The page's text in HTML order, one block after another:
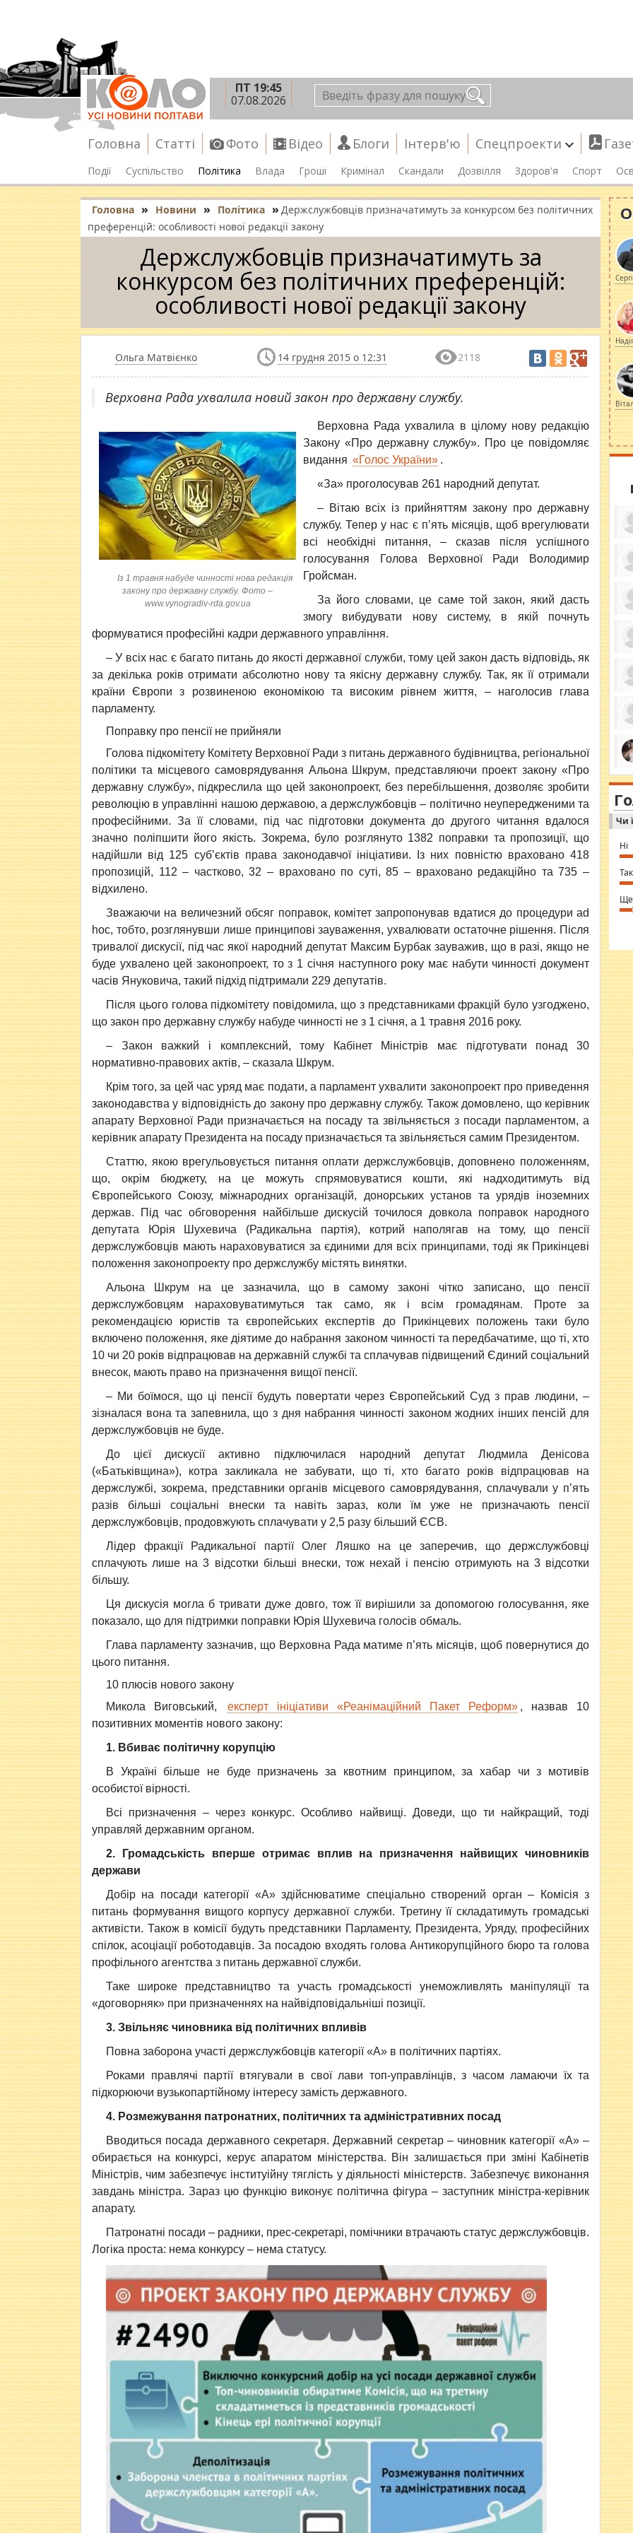
ПТ 19:45
07.08.2026
Головна Статті Фото Відео Блоги Інтерв'ю Спецпроекти
Події Суспільство Політика Влада Гроші Кримінал Скандали Дозвілля Здоров'я Спорт
Головна » Новини » Політика » Держслужбовців призначатимуть за конкурсом без політичних
преференцій: особливості нової редакції закону
Держслужбовців призначатимуть за
конкурсом без політичних преференцій:
особливості нової редакції закону
Ольга Матвієнко 14 грудня 2015 о 12:31 2118
Верховна Рада ухвалила новий закон про державну службу.
Із 1 травня набуде чинності нова редакція
закону про державну службу. Фото –
www.vynogradiv-rda.gov.ua
Верховна Рада ухвалила в цілому нову редакцію
Закону «Про державну службу». Про це повідомляє
видання «Голос України» .
«За» проголосував 261 народний депутат.
– Вітаю всіх із прийняттям закону про державну
службу. Тепер у нас є п’ять місяців, щоб врегулювати
всі необхідні питання, – сказав після успішного
голосування Голова Верховної Ради Володимир
Гройсман.
За його словами, це саме той закон, який дасть
змогу вибудувати нову систему, в якій почнуть
формуватися професійні кадри державного управління.
– У всіх нас є багато питань до якості державної служби, тому цей закон дасть відповідь, як
за декілька років отримати абсолютно нову та якісну державну службу. Так, як її отримали
країни Європи з розвиненою економікою та високим рівнем життя, – наголосив глава
парламенту.
Поправку про пенсії не прийняли
Голова підкомітету Комітету Верховної Ради з питань державного будівництва, регіональної
політики та місцевого самоврядування Альона Шкрум, представляючи проект закону «Про
державну службу», підкреслила що цей законопроект, без перебільшення, дозволяє зробити
революцію в управлінні нашою державою, а держслужбовців – політично неупередженими та
професійними. За її словами, під час підготовки документа до другого читання вдалося
значно поліпшити його якість. Зокрема, було розглянуто 1382 поправки та пропозиції, що
надійшли від 125 суб’єктів права законодавчої ініціативи. Із них повністю враховано 418
пропозицій, 112 – частково, 32 – враховано по суті, 85 – враховано редакційно та 735 –
відхилено.
Зважаючи на величезний обсяг поправок, комітет запропонував вдатися до процедури ad
hoc, тобто, розглянувши лише принципові зауваження, ухвалювати остаточне рішення. Після
тривалої дискусії, під час якої народний депутат Максим Бурбак зауважив, що в разі, якщо не
буде ухвалено цей законопроект, то з 1 січня наступного року має набути чинності документ
часів Януковича, такий підхід підтримали 229 депутатів.
Після цього голова підкомітету повідомила, що з представниками фракцій було узгоджено,
що закон про державну службу набуде чинності не з 1 січня, а 1 травня 2016 року.
– Закон важкий і комплексний, тому Кабінет Міністрів має підготувати понад 30
нормативно-правових актів, – сказала Шкрум.
Крім того, за цей час уряд має подати, а парламент ухвалити законопроект про приведення
законодавства у відповідність до закону про державну службу. Також домовлено, що керівник
апарату Верховної Ради призначається на посаду та звільняється з посади парламентом, а
керівник апарату Президента на посаду призначається та звільняється самим Президентом.
Статтю, якою врегульовується питання оплати держслужбовців, доповнено положенням,
що, окрім бюджету, на це можуть спрямовуватися кошти, які надходитимуть від
Європейського Союзу, міжнародних організацій, донорських установ та урядів іноземних
держав. Під час обговорення найбільше дискусій точилося довкола поправок народного
депутата Юрія Шухевича (Радикальна партія), котрий наполягав на тому, що пенсії
держслужбовців мають нараховуватися за єдиними для всіх принципами, тоді як Прикінцеві
положення законопроекту про держслужбу містять винятки.
Альона Шкрум на це зазначила, що в самому законі чітко записано, що пенсії
держслужбовцям нараховуватимуться так само, як і всім громадянам. Проте за
рекомендацією юристів та європейських експертів до Прикінцевих положень таки було
включено положення, яке діятиме до набрання законом чинності та передбачатиме, що ті, хто
10 чи 20 років відпрацював на державній службі та сплачував підвищений Єдиний соціальний
внесок, мають право на призначення вищої пенсії.
– Ми боїмося, що ці пенсії будуть повертати через Європейський Суд з прав людини, –
зізналася вона та запевнила, що з дня набрання чинності законом жодних інших пенсій для
держслужбовців не буде.
До цієї дискусії активно підключилася народний депутат Людмила Денісова
(«Батьківщина»), котра закликала не забувати, що ті, хто багато років відпрацював на
держслужбі, зокрема, представники органів місцевого самоврядування, сплачували у п’ять
разів більші соціальні внески та навіть зараз, коли їм уже не призначають пенсії
держслужбовців, продовжують сплачувати у 2,5 разу більший ЄСВ.
Лідер фракції Радикальної партії Олег Ляшко на це заперечив, що держслужбовці
сплачують лише на 3 відсотки більші внески, тож нехай і пенсію отримують на 3 відсотки
більшу.
Ця дискусія могла б тривати дуже довго, тож її вирішили за допомогою голосування, яке
показало, що для підтримки поправки Юрія Шухевича голосів обмаль.
Глава парламенту зазначив, що Верховна Рада матиме п’ять місяців, щоб повернутися до
цього питання.
10 плюсів нового закону
Микола Виговський,
експерт ініціативи «Реанімаційний Пакет Реформ» , назвав 10
позитивних моментів нового закону:
1. Вбиває політичну корупцію
В Україні більше не буде призначень за квотним принципом, за хабар чи з мотивів
особистої вірності.
Всі призначення – через конкурс. Особливо найвищі. Доведи, що ти найкращий, тоді
управляй державним органом.
2. Громадськість вперше отримає вплив на призначення найвищих чиновників
держави
Добір на посади категорії «А» здійснюватиме спеціально створений орган – Комісія з
питань формування вищого корпусу державної служби. Третину її складатимуть громадські
активісти. Також в комісії будуть представники Парламенту, Президента, Уряду, професійних
спілок, асоціації роботодавців. За посадою входять голова Антикорупційного бюро та голова
профільного агентства з питань державної служби.
Таке широке представництво та участь громадськості унеможливлять маніпуляції та
«договорняк» при призначеннях на найвідповідальніші позиції.
3. Звільняє чиновника від політичних впливів
Повна заборона участі держслужбовців категорії «А» в політичних партіях.
Роками правлячі партії втягували в свої лави топ-управлінців, з часом ламаючи їх та
підкорюючи вузькопартійному інтересу замість державного.
4. Розмежування патронатних, політичних та адміністративних посад
Вводиться посада державного секретаря. Державний секретар – чиновник категорії «А» –
обирається на конкурсі, керує апаратом міністерства. Він залишається при зміні Кабінетів
Міністрів, чим забезпечує інституійну тяглість у діяльності міністерств. Забезпечує виконання
завдань міністра. Зараз цю функцію виконує політична фігура – заступник міністра-керівник
апарату.
Патронатні посади – радники, прес-секретарі, помічники втрачають статус держслужбовців.
Логіка проста: нема конкурсу – нема статусу.
за
ми
in
⇒
Чи
Ні
Так
Ще